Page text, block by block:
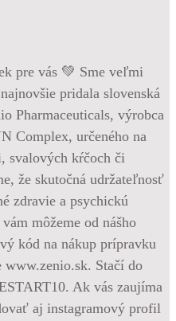
pre vás 💚 Sme veľmi
pridala slovenská
Pharmaceuticals, výrobca
Complex, určeného na
svalových kŕčoch či
že skutočná udržateľnosť
zdravie a psychickú
môžeme od nášho
kód na nákup prípravku
Stačí do
Ak vás zaujíma
aj instagramový profil